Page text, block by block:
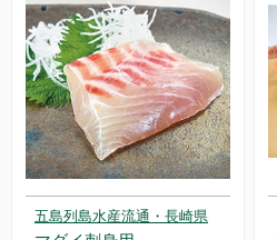
五島列島水産流通・長崎県